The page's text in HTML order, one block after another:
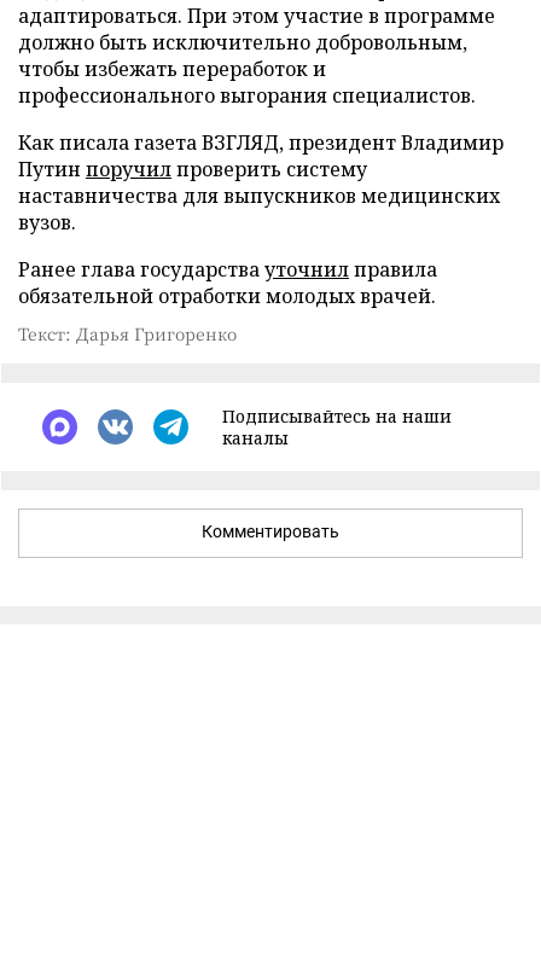
адаптироваться. При этом участие в программе
должно быть исключительно добровольным,
чтобы избежать переработок и
профессионального выгорания специалистов.
Как писала газета ВЗГЛЯД, президент Владимир
Путин поручилпроверить систему
наставничества для выпускников медицинских
вузов.
Ранее глава государствауточнилправила
обязательной отработки молодых врачей.
Текст: Дарья Григоренко
Подписывайтесь на наши
каналы
Комментировать